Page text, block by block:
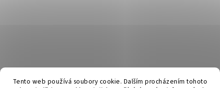
Tento web používá soubory cookie. Dalším procházením tohoto